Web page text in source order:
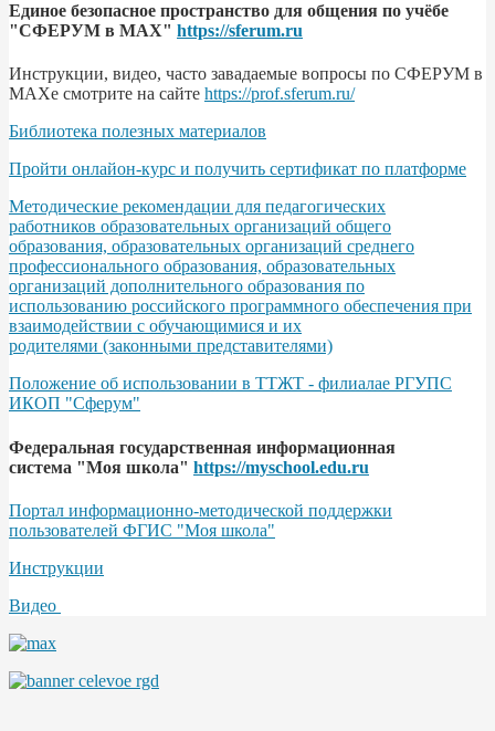
Единое безопасное пространство для общения по учёбе
"СФЕРУМ в МАХ" https://sferum.ru
Инструкции, видео, часто завадаемые вопросы по СФЕРУМ в
МАХе смотрите на сайте https://prof.sferum.ru/
Библиотека полезных материалов
Пройти онлайон-курс и получить сертификат по платформе
Методические рекомендации для педагогических
работников образовательных организаций общего
образования, образовательных организаций среднего
профессионального образования, образовательных
организаций дополнительного образования по
использованию российского программного обеспечения при
взаимодействии с обучающимися и их
родителями (законными представителями)
Положение об использовании в ТТЖТ - филиалае РГУПС
ИКОП "Сферум"
Федеральная государственная информационная
система "Моя школа" https://myschool.edu.ru
Портал информационно-методической поддержки
пользователей ФГИС "Моя школа"
Инструкции
Видео